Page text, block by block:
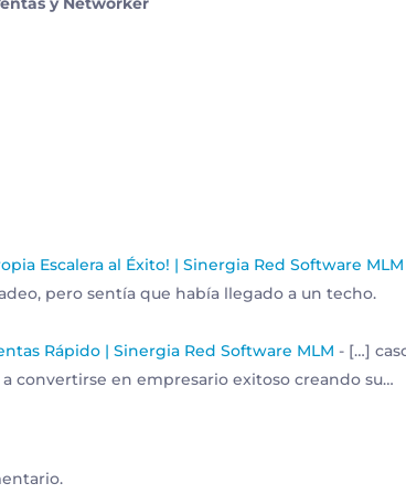
Escalera al Éxito! | Sinergia Red Software MLM
pero sentía que había llegado a un techo.
Rápido | Sinergia Red Software MLM - […]
convertirse en empresario exitoso creando su…